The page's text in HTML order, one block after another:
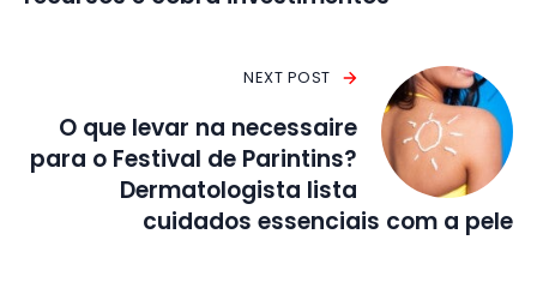
NEXT POST
O que levar na necessaire
para o Festival de Parintins?
Dermatologista lista
cuidados essenciais com a pele